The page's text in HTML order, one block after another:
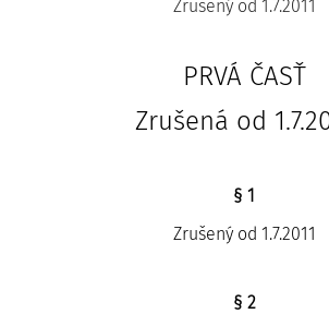
Zrušený od 1.7.2011
PRVÁ ČASŤ
Zrušená od
§ 1
Zrušený od 1.7.2011
§ 2